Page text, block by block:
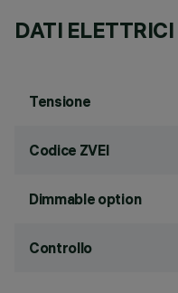
DATI ELETTRICI
Tensione
Codice ZVEI
Dimmable option
Controllo